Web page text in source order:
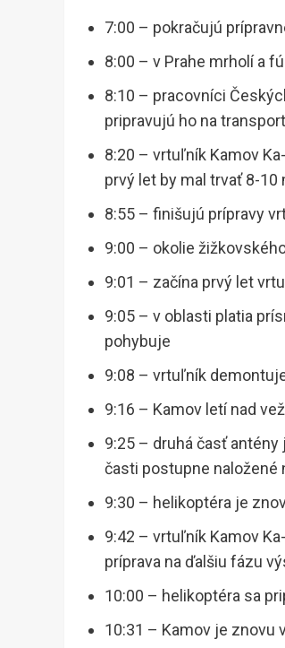
7:00 – pokračujú
8:00 – v Prahe mrholí a
8:10 – pracovníci
pripravujú ho na transport
8:20 – vrtuľník Kamov
prvý let by mal trvať 8-10
8:55 – finišujú prípravy
9:00 – okolie
9:01 – začína prvý let
9:05 – v oblasti platia
pohybuje
9:08 – vrtuľník
9:16 – Kamov letí nad
9:25 – druhá časť
časti postupne naložené
9:30 – helikoptéra je
9:42 – vrtuľník Kamov
príprava na ďalšiu fázu
10:00 – helikoptéra sa
10:31 – Kamov je znovu